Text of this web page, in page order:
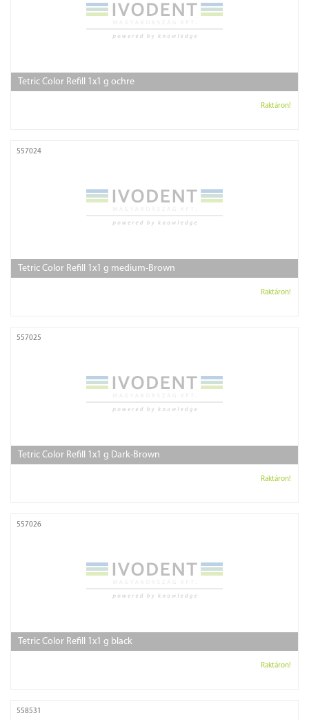
Tetric Color Refill 1x1 g ochre
Raktáron!
557024
Tetric Color Refill 1x1 g medium-Brown
Raktáron!
557025
Tetric Color Refill 1x1 g Dark-Brown
Raktáron!
557026
Tetric Color Refill 1x1 g black
Raktáron!
558531